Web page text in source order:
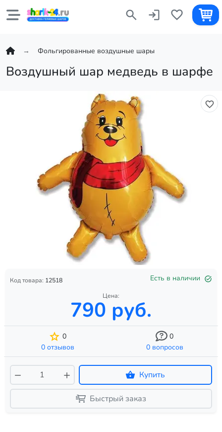
Фольгированные воздушные шары
Воздушный шар медведь в шарфе
Код товара: 12518 Есть в наличии
Цена:
790 руб.
0
0 отзывов
0
0 вопросов
Купить
Быстрый заказ